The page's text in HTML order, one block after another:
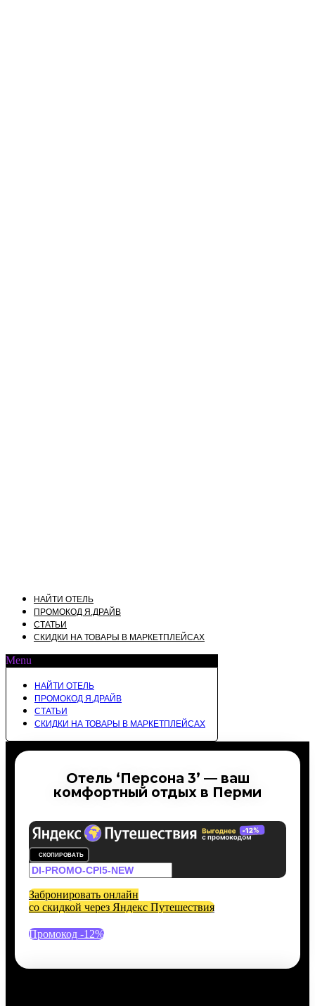
НАЙТИ ОТЕЛЬ
ПРОМОКОД Я.ДРАЙВ
СТАТЬИ
СКИДКИ НА ТОВАРЫ В МАРКЕТПЛЕЙСАХ
Menu
НАЙТИ ОТЕЛЬ
ПРОМОКОД Я.ДРАЙВ
СТАТЬИ
СКИДКИ НА ТОВАРЫ В МАРКЕТПЛЕЙСАХ
Отель ‘Персона 3’ — ваш
комфортный отдых в Перми
СКОПИРОВАТЬ
Забронировать онлайн
со скидкой через Яндекс Путешествия
Промокод -12%